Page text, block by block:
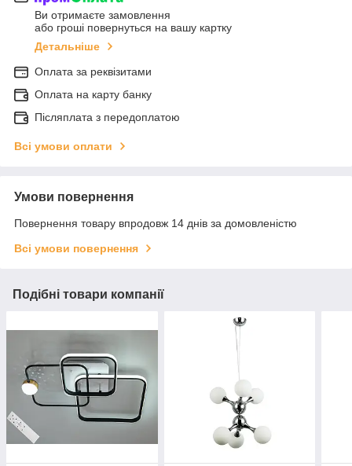
Ви отримаєте замовлення
або гроші повернуться на вашу картку
Детальніше
Оплата за реквізитами
Оплата на карту банку
Післяплата з передоплатою
Всі умови оплати
Умови повернення
Повернення товару впродовж 14 днів за домовленістю
Всі умови повернення
Подібні товари компанії